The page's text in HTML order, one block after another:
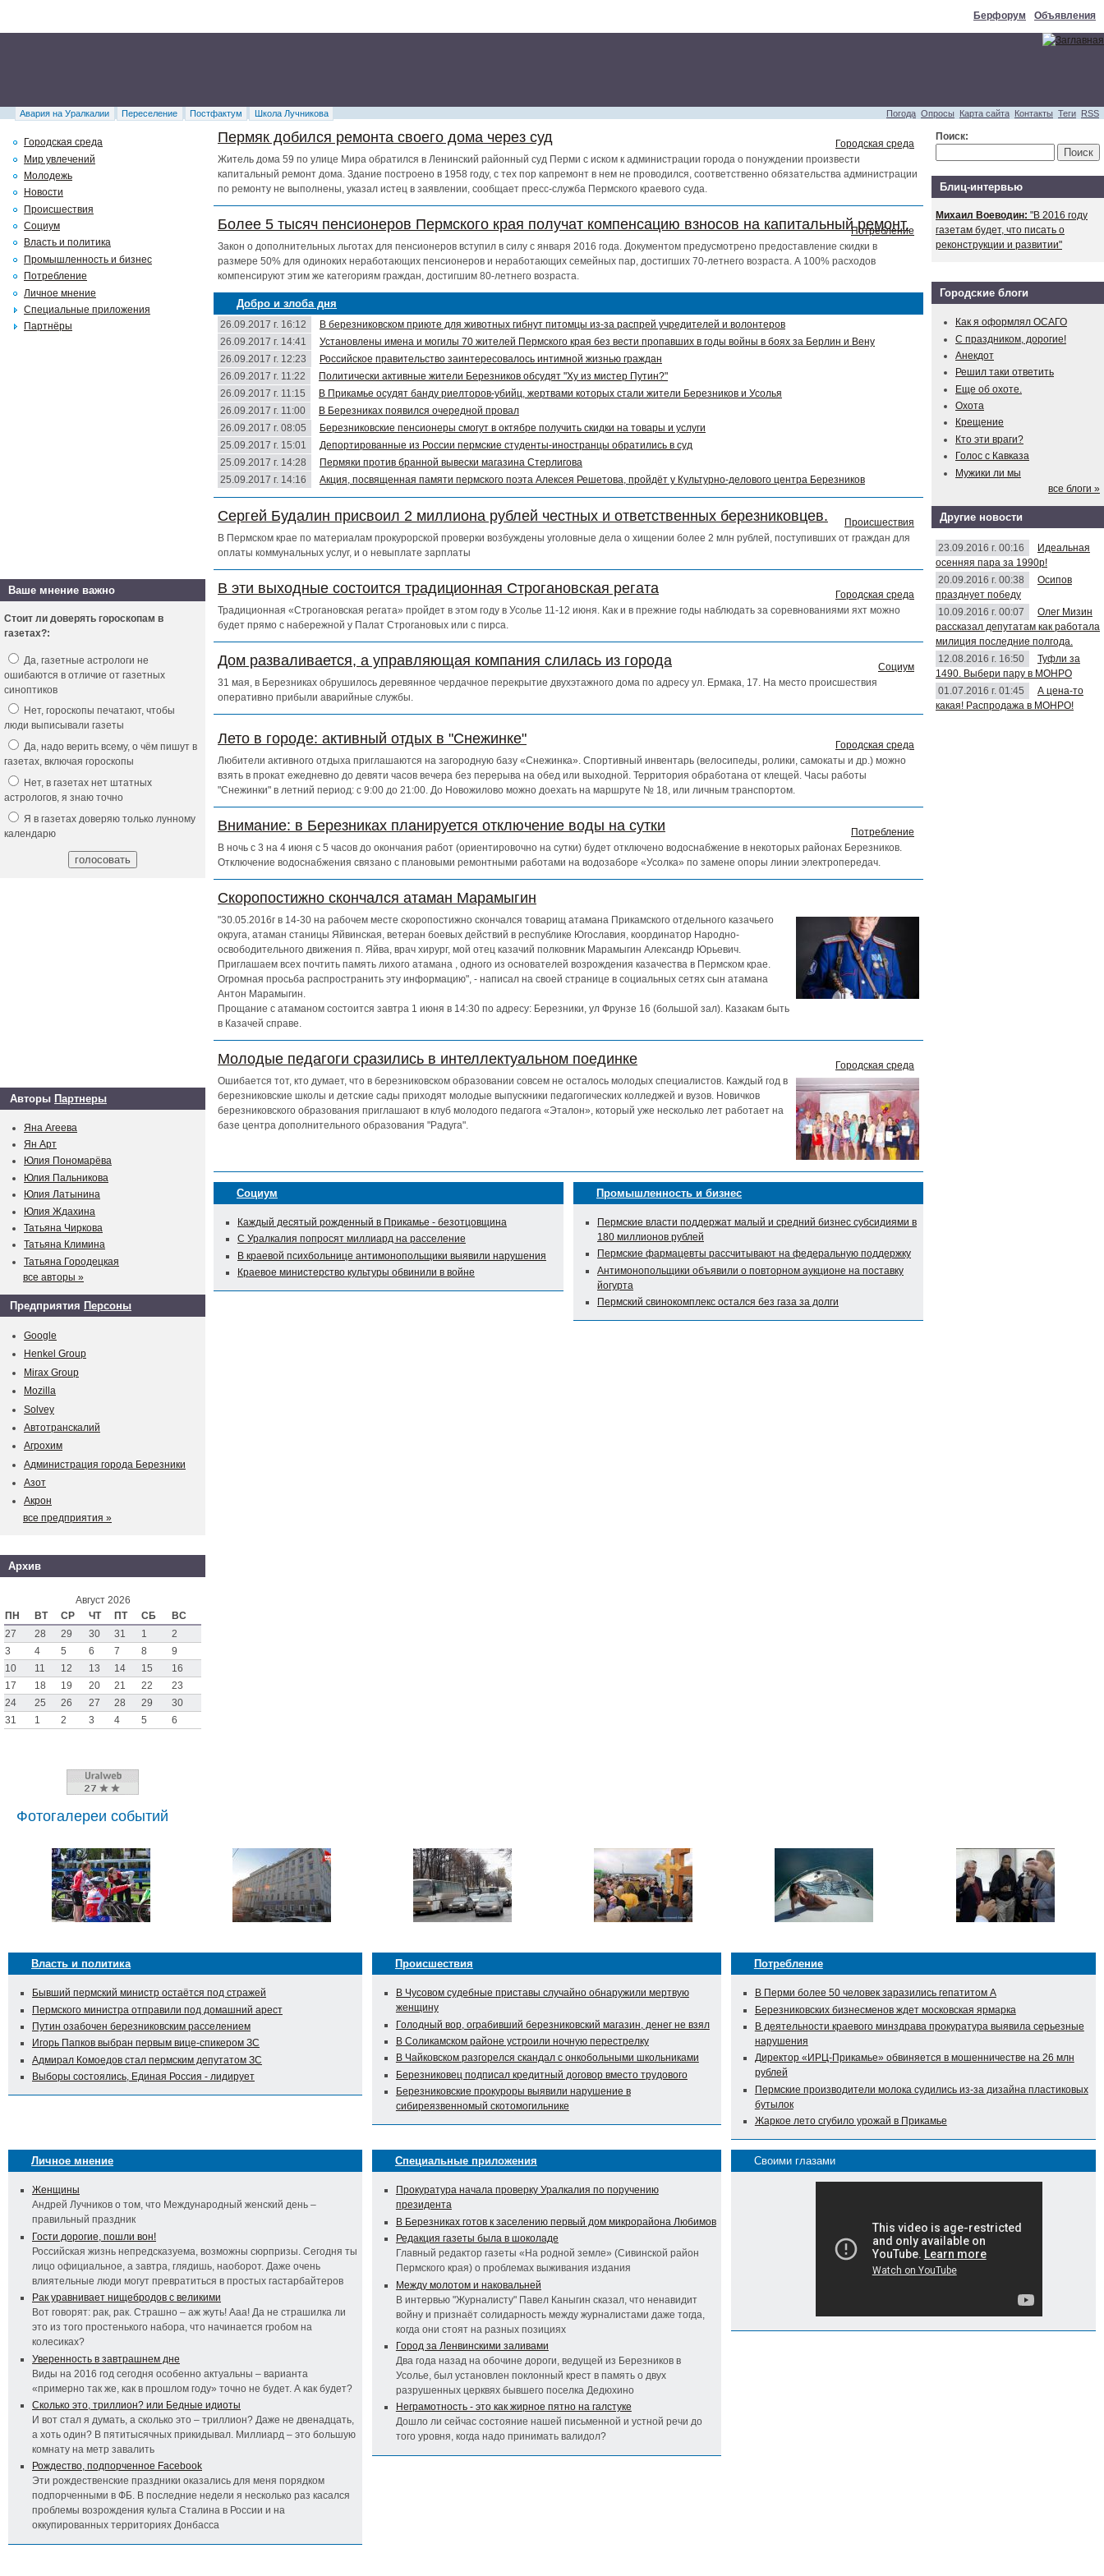
Берфорум Объявления
Погода Опросы Карта сайта Контакты Теги RSS
Авария на Уралкалии Переселение Постфактум Школа Лучникова
Пермяк добился ремонта своего дома через суд
Городская среда
Житель дома 59 по улице Мира обратился в Ленинский районный суд Перми с иском к администрации города о понуждении произвести
капитальный ремонт дома. Здание построено в 1958 году, с тех пор капремонт в нем не проводился, соответственно обязательства администрации
по ремонту не выполнены, указал истец в заявлении, сообщает пресс-служба Пермского краевого суда.
Более 5 тысяч пенсионеров Пермского края получат компенсацию взносов на капитальный ремонт.
Потребление
Закон о дополнительных льготах для пенсионеров вступил в силу с января 2016 года. Документом предусмотрено предоставление скидки в
размере 50% для одиноких неработающих пенсионеров и неработающих семейных пар, достигших 70-летнего возраста. А 100% расходов
компенсируют этим же категориям граждан, достигшим 80-летнего возраста.
Добро и злоба дня
26.09.2017 г. 16:12
В березниковском приюте для животных гибнут питомцы из-за распрей учредителей и волонтеров
26.09.2017 г. 14:41
Установлены имена и могилы 70 жителей Пермского края без вести пропавших в годы войны в боях за Берлин и Вену
26.09.2017 г. 12:23
Российское правительство заинтересовалось интимной жизнью граждан
26.09.2017 г. 11:22
Политически активные жители Березников обсудят "Ху из мистер Путин?"
26.09.2017 г. 11:15
В Прикамье осудят банду риелторов-убийц, жертвами которых стали жители Березников и Усолья
26.09.2017 г. 11:00
В Березниках появился очередной провал
26.09.2017 г. 08:05
Березниковские пенсионеры смогут в октябре получить скидки на товары и услуги
25.09.2017 г. 15:01
Депортированные из России пермские студенты-иностранцы обратились в суд
25.09.2017 г. 14:28
Пермяки против бранной вывески магазина Стерлигова
25.09.2017 г. 14:16
Акция, посвященная памяти пермского поэта Алексея Решетова, пройдёт у Культурно-делового центра Березников
Сергей Будалин присвоил 2 миллиона рублей честных и ответственных березниковцев.
Происшествия
В Пермском крае по материалам прокурорской проверки возбуждены уголовные дела о хищении более 2 млн рублей, поступивших от граждан для
оплаты коммунальных услуг, и о невыплате зарплаты
В эти выходные состоится традиционная Строгановская регата
Городская среда
Традиционная «Строгановская регата» пройдет в этом году в Усолье 11-12 июня. Как и в прежние годы наблюдать за соревнованиями яхт можно
будет прямо с набережной у Палат Строгановых или с пирса.
Дом разваливается, а управляющая компания слилась из города
Социум
31 мая, в Березниках обрушилось деревянное чердачное перекрытие двухэтажного дома по адресу ул. Ермака, 17. На место происшествия
оперативно прибыли аварийные службы.
Лето в городе: активный отдых в "Снежинке"
Городская среда
Любители активного отдыха приглашаются на загородную базу «Снежинка». Спортивный инвентарь (велосипеды, ролики, самокаты и др.) можно
взять в прокат ежедневно до девяти часов вечера без перерыва на обед или выходной. Территория обработана от клещей. Часы работы
"Снежинки" в летний период: с 9:00 до 21:00. До Новожилово можно доехать на маршруте № 18, или личным транспортом.
Внимание: в Березниках планируется отключение воды на сутки
Потребление
В ночь с 3 на 4 июня с 5 часов до окончания работ (ориентировочно на сутки) будет отключено водоснабжение в некоторых районах Березников.
Отключение водоснабжения связано с плановыми ремонтными работами на водозаборе «Усолка» по замене опоры линии электропередач.
Скоропостижно скончался атаман Марамыгин
"30.05.2016г в 14-30 на рабочем месте скоропостижно скончался товарищ атамана Прикамского отдельного казачьего
округа, атаман станицы Яйвинская, ветеран боевых действий в республике Югославия, координатор Народно-
освободительного движения п. Яйва, врач хирург, мой отец казачий полковник Марамыгин Александр Юрьевич.
Приглашаем всех почтить память лихого атамана , одного из основателей возрождения казачества в Пермском крае.
Огромная просьба распространить эту информацию", - написал на своей странице в социальных сетях сын атамана
Антон Марамыгин.
Прощание с атаманом состоится завтра 1 июня в 14:30 по адресу: Березники, ул Фрунзе 16 (большой зал). Казакам быть
в Казачей справе.
Молодые педагоги сразились в интеллектуальном поединке
Городская среда
Ошибается тот, кто думает, что в березниковском образовании совсем не осталось молодых специалистов. Каждый год в
березниковские школы и детские сады приходят молодые выпускники педагогических колледжей и вузов. Новичков
березниковского образования приглашают в клуб молодого педагога «Эталон», который уже несколько лет работает на
базе центра дополнительного образования "Радуга".
Социум
Каждый десятый рожденный в Прикамье - безотцовщина
С Уралкалия попросят миллиард на расселение
В краевой психбольнице антимонопольщики выявили нарушения
Краевое министерство культуры обвинили в войне
Промышленность и бизнес
Пермские власти поддержат малый и средний бизнес субсидиями в
180 миллионов рублей
Пермские фармацевты рассчитывают на федеральную поддержку
Антимонопольщики объявили о повторном аукционе на поставку
йогурта
Пермский свинокомплекс остался без газа за долги
Городская среда
Мир увлечений
Молодежь
Новости
Происшествия
Социум
Власть и политика
Промышленность и бизнес
Потребление
Личное мнение
Специальные приложения
Партнёры
Ваше мнение важно
Стоит ли доверять гороскопам в
газетах?:
Да, газетные астрологи не
ошибаются в отличие от газетных
синоптиков
Нет, гороскопы печатают, чтобы
люди выписывали газеты
Да, надо верить всему, о чём пишут в
газетах, включая гороскопы
Нет, в газетах нет штатных
астрологов, я знаю точно
Я в газетах доверяю только лунному
календарю
Авторы Партнеры
Яна Агеева
Ян Арт
Юлия Пономарёва
Юлия Пальникова
Юлия Латынина
Юлия Ждахина
Татьяна Чиркова
Татьяна Климина
Татьяна Городецкая
все авторы »
Предприятия Персоны
Google
Henkel Group
Mirax Group
Mozilla
Solvey
Автотранскалий
Агрохим
Администрация города Березники
Азот
Акрон
все предприятия »
Архив
Август 2026
ПН
ВТ СР ЧТ ПТ СБ
ВС
27
28 29 30 31 1
2
3
4 5 6 7 8
9
10
11 12 13 14 15
16
17
18 19 20 21 22
23
24
25 26 27 28 29
30
31
1 2 3 4 5 6
Поиск:
Блиц-интервью
Михаил Воеводин: "В 2016 году
газетам будет, что писать о
реконструкции и развитии"
Городские блоги
Как я оформлял ОСАГО
С праздником, дорогие!
Анекдот
Решил таки ответить
Еще об охоте.
Охота
Крещение
Кто эти враги?
Голос с Кавказа
Мужики ли мы
все блоги »
Другие новости
23.09.2016 г. 00:16
Идеальная
осенняя пара за 1990р!
20.09.2016 г. 00:38
Осипов
празднует победу
10.09.2016 г. 00:07
Олег Мизин
рассказал депутатам как работала
милиция последние полгода.
12.08.2016 г. 16:50
Туфли за
1490. Выбери пару в МОНРО
01.07.2016 г. 01:45
А цена-то
какая! Распродажа в МОНРО!
Фотогалереи событий
Власть и политика
Бывший пермский министр остаётся под стражей
Пермского министра отправили под домашний арест
Путин озабочен березниковским расселением
Игорь Папков выбран первым вице-спикером ЗС
Адмирал Комоедов стал пермским депутатом ЗС
Выборы состоялись, Единая Россия - лидирует
Происшествия
В Чусовом судебные приставы случайно обнаружили мертвую
женщину
Голодный вор, ограбивший березниковский магазин, денег не взял
В Соликамском районе устроили ночную перестрелку
В Чайковском разгорелся скандал с онкобольными школьниками
Березниковец подписал кредитный договор вместо трудового
Березниковские прокуроры выявили нарушение в
сибиреязвенномый скотомогильнике
Потребление
В Перми более 50 человек заразились гепатитом А
Березниковских бизнесменов ждет московская ярмарка
В деятельности краевого минздрава прокуратура выявила серьезные
нарушения
Директор «ИРЦ-Прикамье» обвиняется в мошенничестве на 26 млн
рублей
Пермские производители молока судились из-за дизайна пластиковых
бутылок
Жаркое лето сгубило урожай в Прикамье
Личное мнение
Женщины
Андрей Лучников о том, что Международный женский день –
правильный праздник
Гости дорогие, пошли вон!
Российская жизнь непредсказуема, возможны сюрпризы. Сегодня ты
лицо официальное, а завтра, глядишь, наоборот. Даже очень
влиятельные люди могут превратиться в простых гастарбайтеров
Рак уравнивает нищебродов с великими
Вот говорят: рак, рак. Страшно – аж жуть! Ааа! Да не страшилка ли
это из того простенького набора, что начинается гробом на
колесиках?
Уверенность в завтрашнем дне
Виды на 2016 год сегодня особенно актуальны – варианта
«примерно так же, как в прошлом году» точно не будет. А как будет?
Сколько это, триллион? или Бедные идиоты
И вот стал я думать, а сколько это – триллион? Даже не двенадцать,
а хоть один? В пятитысячных прикидывал. Миллиард – это большую
комнату на метр завалить
Рождество, подпорченное Facebook
Эти рождественские праздники оказались для меня порядком
подпорченными в ФБ. В последние недели я несколько раз касался
проблемы возрождения культа Сталина в России и на
оккупированных территориях Донбасса
Специальные приложения
Прокуратура начала проверку Уралкалия по поручению
президента
В Березниках готов к заселению первый дом микрорайона Любимов
Редакция газеты была в шоколаде
Главный редактор газеты «На родной земле» (Сивинской район
Пермского края) о проблемах выживания издания
Между молотом и наковальней
В интервью "Журналисту" Павел Каныгин сказал, что ненавидит
войну и признаёт солидарность между журналистами даже тогда,
когда они стоят на разных позициях
Город за Ленвинскими заливами
Два года назад на обочине дороги, ведущей из Березников в
Усолье, был установлен поклонный крест в память о двух
разрушенных церквях бывшего поселка Дедюхино
Неграмотность - это как жирное пятно на галстуке
Дошло ли сейчас состояние нашей письменной и устной речи до
того уровня, когда надо принимать валидол?
Своими глазами